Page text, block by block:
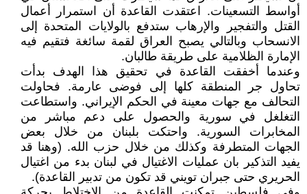
أواسط التسعينات. اعتقدت القاعدة أن استمرار أعمال
القتل والتفجير والإرهاب ستدفع بالولايات المتحدة إلى
الانسحاب وبالتالي يصبح العراق لقمة سائغة فتقيم فيه
الإمارة الظلامية على طريقة طالبان.
وعندما أخفقت القاعدة في تحقيق هذا الهدف بدأت
تحاول جر المنطقة كلها إلى فوضى عارمة. فحاولت
التحالف مع جهات معينة في الحكم الإيراني. واستطاعت
التغلغل في سورية والحصول على دعم مباشر من
المخابرات السورية. واحتكت بلبنان من خلال بعض
الجهات المتطرفة وكذلك من خلال حزب الله. (وهنا قد
يفيد التذكير بان عمليات الاغتيال في لبنان بدء من اغتيال
الحريري حتى جبران تويني قد تكون من تدبير القاعدة).